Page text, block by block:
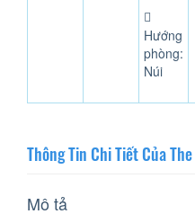
Hướng
phòng:
Núi
Thông Tin Chi Tiết Của
Mô tả